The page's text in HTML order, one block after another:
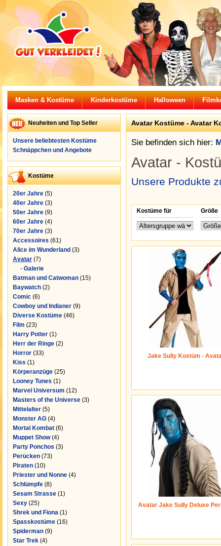
Masken & Kostüme Kinderkostüme Halloween
Neuheiten und Top Seller
Unsere beliebtesten Kostüme
Schnäppchen und Angebote
Kostüme
20er Jahre (5)
40er Jahre (3)
50er Jahre (9)
60er Jahre (4)
70er Jahre (3)
Accessoires (61)
Alice im Wunderland (3)
Avatar (7)
- Galerie
Batman und Catwoman (15)
Baywatch (2)
Comic (6)
Cowboy und Indianer (9)
Diverse Kostüme (46)
Film (23)
Harry Potter (1)
Herr der Ringe (2)
Horror (33)
Kiss (1)
Körperanzüge (25)
Looney Tunes (1)
Marvel Universum (12)
Masters of the Universe (3)
Mittelalter (5)
Monster AG (4)
Mortal Kombat (6)
Muppet Show(4)
Party Ponchos (3)
Perücken (73)
Piraten (10)
Priester und Nonne (4)
Schlümpfe (8)
Sesam Strasse (1)
Sexy (25)
Shrek und Fiona (1)
Spasskostüme (16)
Spiderman (9)
Star Trek (4)
Avatar Kostüme - Avatar
Sie befinden sich hier:
Avatar -
Unsere Produkte
Kostüme für Größe
Jake Sully Kostüm -
Avatar Jake Sully Deluxe